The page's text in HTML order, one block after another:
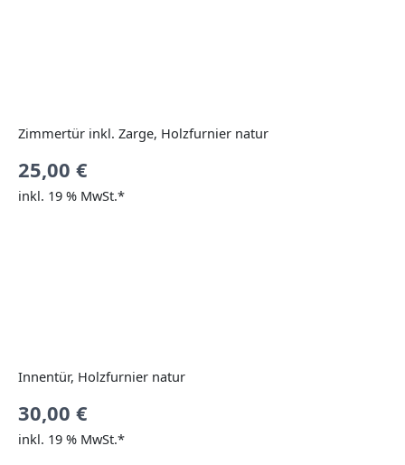
Zimmertür inkl. Zarge, Holzfurnier natur
25,00 €
inkl. 19 % MwSt.*
Innentür, Holzfurnier natur
30,00 €
inkl. 19 % MwSt.*